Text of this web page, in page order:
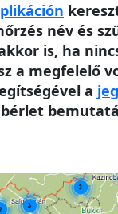
név és
is, ha
a megfelelő
a